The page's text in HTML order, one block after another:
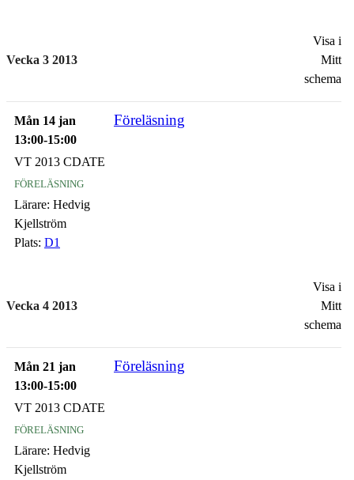
Vecka 3 2013
Visa i
Mitt
schema
Mån 14 jan
13:00-15:00
Föreläsning
VT 2013 CDATE
föreläsning
Lärare: Hedvig
Kjellström
Plats: D1
Vecka 4 2013
Visa i
Mitt
schema
Mån 21 jan
13:00-15:00
Föreläsning
VT 2013 CDATE
föreläsning
Lärare: Hedvig
Kjellström